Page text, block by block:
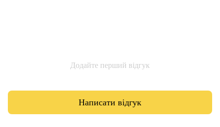
Додайте перший відгук
Написати відгук